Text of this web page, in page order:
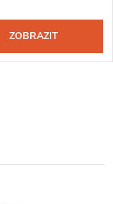
ZOBRAZIT